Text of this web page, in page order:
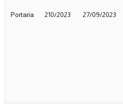
Portaria 210/2023 27/09/2023